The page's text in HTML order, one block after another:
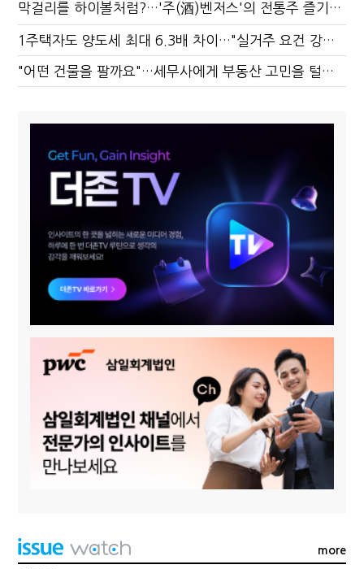
막걸리를 하이볼처럼?…'주(酒)벤저스'의 전통주 즐기는 법
1주택자도 양도세 최대 6.3배 차이…"실거주 요건 강화하자"
"어떤 건물을 팔까요"…세무사에게 부동산 고민을 털어놓는 이유
more